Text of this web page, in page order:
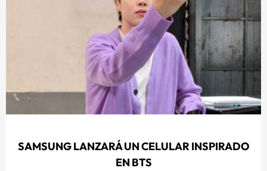
SAMSUNG LANZARÁ UN CELULAR INSPIRADO
EN BTS